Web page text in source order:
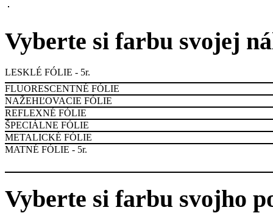
Vyberte si farbu svojej
LESKLÉ FÓLIE - 5r.
FLUORESCENTNÉ FÓLIE
NAŽEHĽOVACIE FÓLIE
REFLEXNÉ FÓLIE
ŠPECIÁLNE FÓLIE
METALICKÉ FÓLIE
MATNÉ FÓLIE - 5r.
Vyberte si farbu svojho